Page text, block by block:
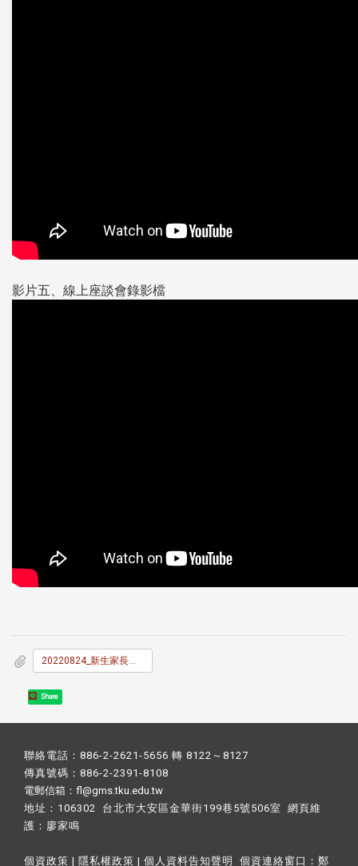
影片五、線上座談會錄影檔
20220824_新生家長座談會常見提問彙整.pdf
Share
聯絡電話：886-2-2621-5656 轉 8122～8127
傳真號碼：886-2-2391-8108
電郵信箱：fl@gms.tku.edu.tw
地址：106302 台北市大安區金華街199巷5號506室 網頁維
護： 廖家鳴​
個資政策 | 隱私權政策 | 個人資料告知聲明 個資連絡窗口： 鄭